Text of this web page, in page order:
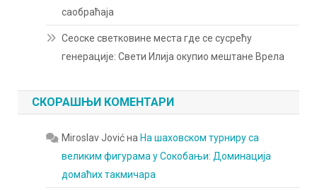
саобраћаја
Сеоске светковине места где се сусрећу
генерације: Свети Илија окупио мештане Врела
СКОРАШЊИ КОМЕНТАРИ
Miroslav Jovićна На шаховском турниру са
великим фигурама у Сокобањи: Доминација
домаћих такмичара